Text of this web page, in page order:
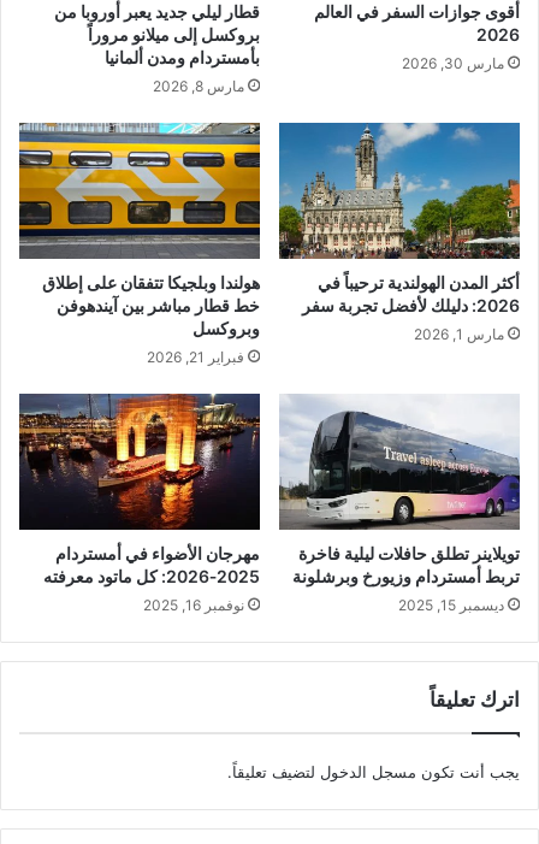
أقوى جوازات السفر في العالم
2026
مارس 30, 2026
قطار ليلي جديد يعبر أوروبا من
بروكسل إلى ميلانو مروراً
بأمستردام ومدن ألمانيا
مارس 8, 2026
أكثر المدن الهولندية ترحيباً في
2026: دليلك لأفضل تجربة سفر
مارس 1, 2026
هولندا وبلجيكا تتفقان على إطلاق
خط قطار مباشر بين آيندهوفن
وبروكسل
فبراير 21, 2026
تويلاینر تطلق حافلات ليلية فاخرة
تربط أمستردام وزيورخ وبرشلونة
ديسمبر 15, 2025
مهرجان الأضواء في أمستردام
2025‑2026: كل ماتود معرفته
نوفمبر 16, 2025
اترك تعليقاً
يجب أنت تكون مسجل الدخول لتضيف تعليقاً.